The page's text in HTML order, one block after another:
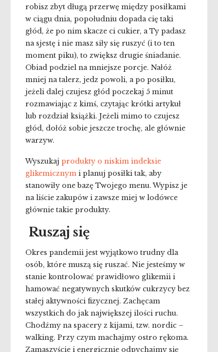
robisz zbyt długą przerwę między posiłkami
w ciągu dnia, popołudniu dopada cię taki
głód, że po nim skacze ci cukier, a Ty padasz
na sjestę i nie masz siły się ruszyć (i to ten
moment piku), to zwiększ drugie śniadanie.
Obiad podziel na mniejsze porcje. Nałóż
mniej na talerz, jedz powoli, a po posiłku,
jeżeli dalej czujesz głód poczekaj 5 minut
rozmawiając z kimś, czytając krótki artykuł
lub rozdział książki. Jeżeli mimo to czujesz
głód, dołóż sobie jeszcze trochę, ale głównie
warzyw.
Wyszukajprodukty o niskim indeksie
glikemicznym i planuj posiłki tak, aby
stanowiły one bazę Twojego menu. Wypisz je
na liście zakupów i zawsze miej w lodówce
głównie takie produkty.
Ruszaj się
Okres pandemii jest wyjątkowo trudny dla
osób, które muszą się ruszać. Nie jesteśmy w
stanie kontrolować prawidłowo glikemii i
hamować negatywnych skutków cukrzycy bez
stałej aktywności fizycznej. Zachęcam
wszystkich do jak największej ilości ruchu.
Chodźmy na spacery z kijami, tzw. nordic –
walking. Przy czym machajmy ostro rękoma.
Zamaszyście i energicznie odpychajmy się